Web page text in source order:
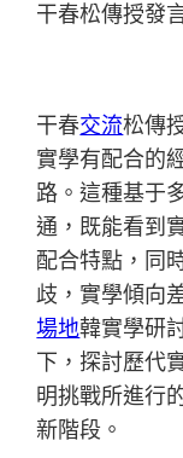
干春松傳授發
干春交流松傳
實學有配合的
路。這種基于
通，既能看到
配合特點，同
歧，實學傾向
場地韓實學研
下，探討歷代
明挑戰所進行
新階段。